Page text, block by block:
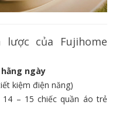
của Fujihome
ngày
kiệm điện năng)
14 – 15 chiếc quần áo trẻ